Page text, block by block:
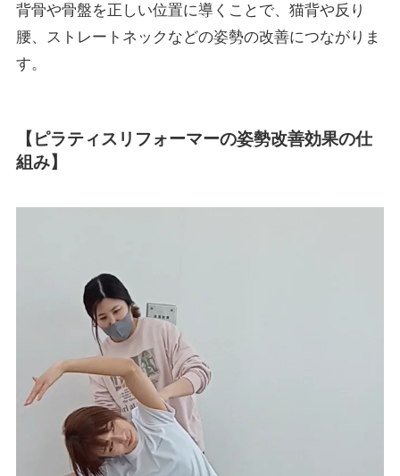
背骨や骨盤を正しい位置に導くことで、猫背や反り
腰、ストレートネックなどの姿勢の改善につながりま
す。
【ピラティスリフォーマーの姿勢改善効果の仕
組み】